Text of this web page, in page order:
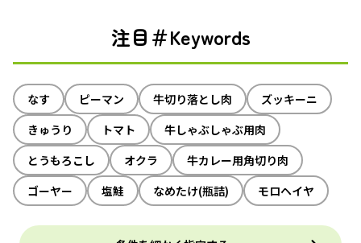
注目＃Keywords
なす ピーマン 牛切り落とし肉
ズッキーニ
きゅうり
トマト
牛しゃぶしゃぶ用肉
とうもろこし
オクラ
牛カレー用角切り肉
ゴーヤー
塩鮭 なめたけ(瓶詰) モロヘイヤ